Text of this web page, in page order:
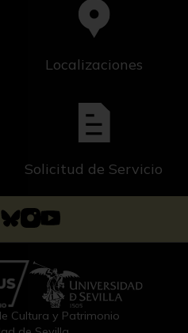
Localizaciones
Solicitud de Servicio
Cultura y Patrimonio